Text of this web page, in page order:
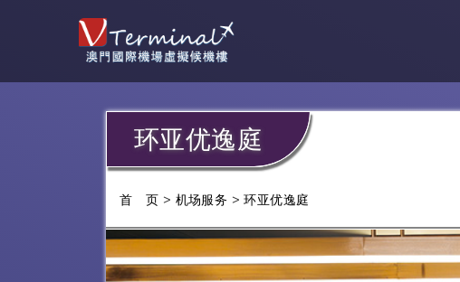
环亚优逸庭
首 页 > 机场服务 >环亚优逸庭